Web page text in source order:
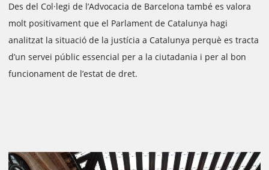
Des del Col·legi de l’Advocacia de Barcelona també es valora
molt positivament que el Parlament de Catalunya hagi
analitzat la situació de la justícia a Catalunya perquè es tracta
d’un servei públic essencial per a la ciutadania i per al bon
funcionament de l’estat de dret.